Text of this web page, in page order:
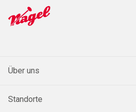
Über uns
Standorte